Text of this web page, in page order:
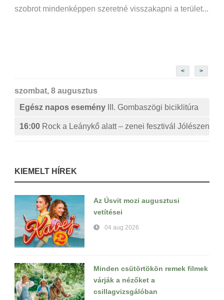
szobrot mindenképpen szeretné visszakapni a terület...
< >
szombat, 8 augusztus
Egész napos esemény
III. Gombaszögi biciklitúra
16:00 Rock a Leánykő alatt – zenei fesztivál Jólészen
KIEMELT HÍREK
Az Úsvit mozi augusztusi
vetítései
04 aug 2026
Minden csütörtökön remek filmek
várják a nézőket a
csillagvizsgálóban